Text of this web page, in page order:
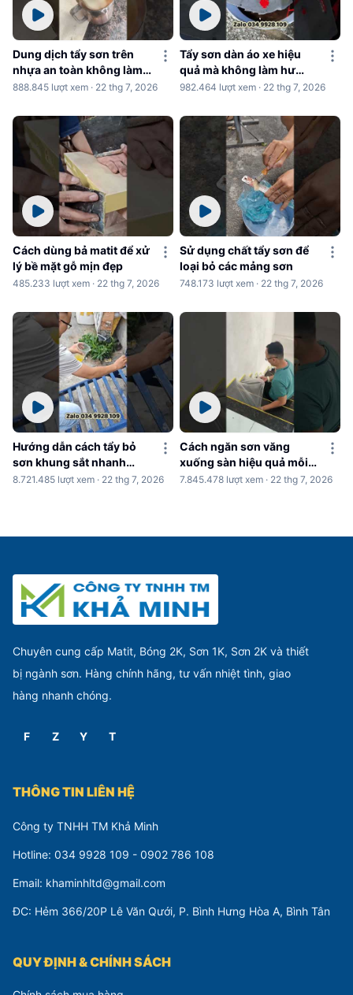
Dung dịch tẩy sơn trên
nhựa an toàn không làm
hư nhựa
888.845 lượt xem · 22 thg 7, 2026
Tẩy sơn dàn áo xe hiệu
quả mà không làm hư
nhựa
982.464 lượt xem · 22 thg 7, 2026
Cách dùng bả matit để xử
lý bề mặt gỗ mịn đẹp
485.233 lượt xem · 22 thg 7, 2026
Sử dụng chất tẩy sơn để
loại bỏ các mảng sơn
748.173 lượt xem · 22 thg 7, 2026
Hướng dẫn cách tẩy bỏ
sơn khung sắt nhanh
chóng
8.721.485 lượt xem · 22 thg 7, 2026
Cách ngăn sơn văng
xuống sàn hiệu quả mỗi
khi sơn nhà
7.845.478 lượt xem · 22 thg 7, 2026
Chuyên cung cấp Matit, Bóng 2K, Sơn 1K, Sơn 2K và thiết
bị ngành sơn. Hàng chính hãng, tư vấn nhiệt tình, giao
hàng nhanh chóng.
F Z Y T
THÔNG TIN LIÊN HỆ
Công ty TNHH TM Khả Minh
Hotline: 034 9928 109 - 0902 786 108
Email: khaminhltd@gmail.com
ĐC: Hẻm 366/20P Lê Văn Qưới, P. Bình Hưng Hòa A, Bình Tân
QUY ĐỊNH & CHÍNH SÁCH